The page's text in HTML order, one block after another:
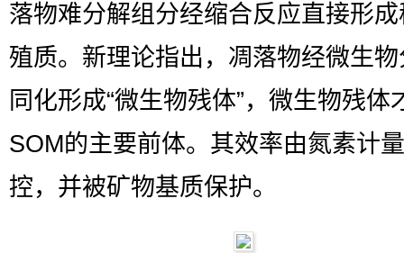
落物难分解组分经缩合反应直接形
殖质。新理论指出，凋落物经微生
同化形成“微生物残体”，微生物残体
SOM的主要前体。其效率由氮素计
控，并被矿物基质保护。